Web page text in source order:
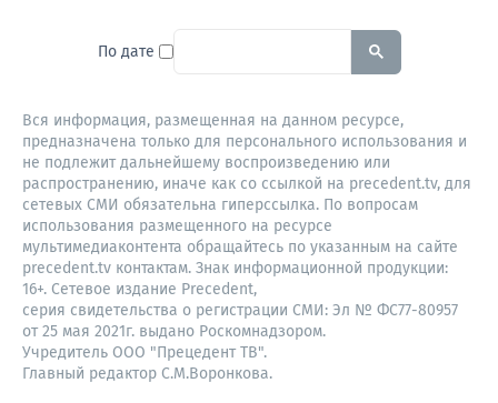
По дате To search this site, enter a
Вся информация, размещенная на данном ресурсе,
предназначена только для персонального использования и
не подлежит дальнейшему воспроизведению или
распространению, иначе как со ссылкой на precedent.tv, для
сетевых СМИ обязательна гиперссылка. По вопросам
использования размещенного на ресурсе
мультимедиаконтента обращайтесь по указанным на сайте
precedent.tv контактам. Знак информационной продукции:
16+. Сетевое издание Precedent,
серия свидетельства о регистрации СМИ: Эл № ФС77-80957
от 25 мая 2021г. выдано Роскомнадзором.
Учредитель ООО "Прецедент ТВ".
Главный редактор С.М.Воронкова.